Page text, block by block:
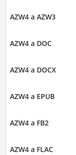
AZW4 a AZW3
AZW4 a DOC
AZW4 a DOCX
AZW4 a EPUB
AZW4 a FB2
AZW4 a FLAC